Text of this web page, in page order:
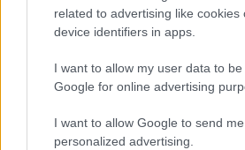
related to advertising like cookies
device identifiers in apps.
I want to allow my user data to
Google for online advertising
I want to allow Google to send me
personalized advertising.
ki látványosan egy autót, mert az előtte
töltenie kell az akkumulátorát.”
Az osztrák szakember ugyanakkor
legnagyobb pozitív meglepetését is.
Ecclestone-nal együtt nagyra tartja a
Verstappen Magyar Nagydíjon nyújtott
méltatta: „Ahogy Max kétszer is